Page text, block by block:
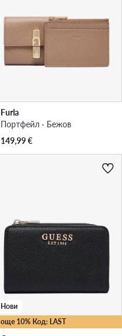
Furla
Портфейл · Бежов
149,99€
още 10% Код: LAST
Нови